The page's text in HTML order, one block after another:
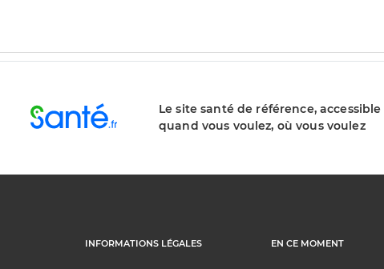
Le site santé de référence, accessible
quand vous voulez, où vous voulez
INFORMATIONS LÉGALES EN CE MOMENT